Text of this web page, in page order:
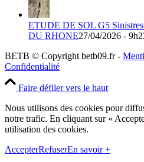
ETUDE DE SOL G5
DU RHONE27/04/2026 -
BETB © Copyright betb09.fr -
Confidentialité
Faire défiler vers le haut
Nous utilisons des cookies pour
notre trafic. En cliquant sur «
utilisation des cookies.
AccepterRefuserEn savoir +